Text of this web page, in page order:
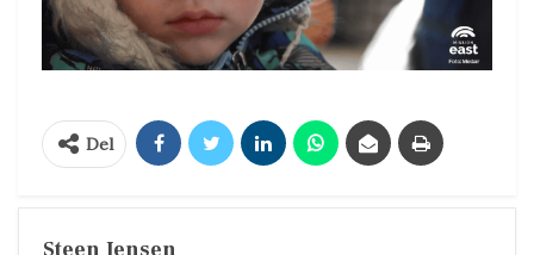
Del
Steen Jensen